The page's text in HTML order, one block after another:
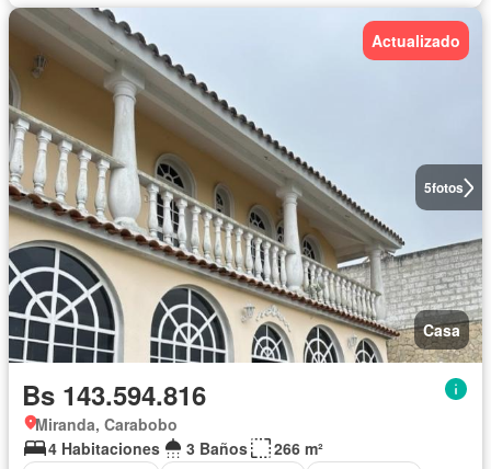
5fotos
Actualizado
Casa
Bs 143.594.816
Miranda, Carabobo
4 Habitaciones
3 Baños
266 m²